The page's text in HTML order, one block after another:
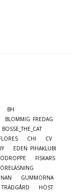
BH
BLOMMIG FREDAG
BOSSE_THE_CAT
CHI
CV
EDEN PIHAKLUBI
FISKARS
GUMMORNA
HÖST